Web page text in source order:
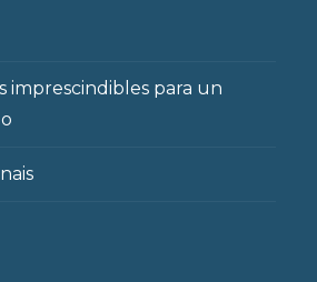
imprescindibles para un